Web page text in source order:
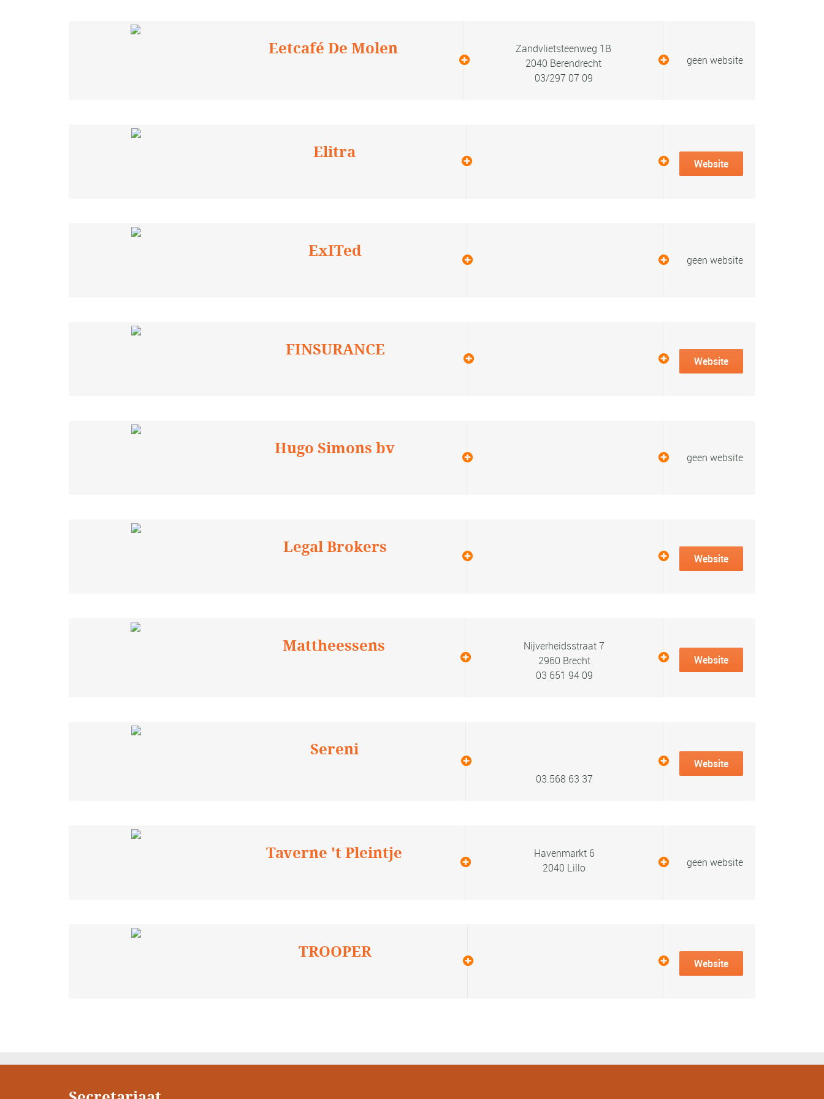
Eetcafé De Molen
Zandvlietsteenweg 1B
2040 Berendrecht
03/297 07 09
geen website
Elitra
Website
ExITed geen website
FINSURANCE
Website
Hugo Simons bv geen website
Legal Brokers
Website
Mattheessens
Nijverheidsstraat 7
2960 Brecht
03 651 94 09
Website
Sereni
03.568 63 37
Website
Taverne 't Pleintje
Havenmarkt 6
2040 Lillo
geen website
TROOPER
Website